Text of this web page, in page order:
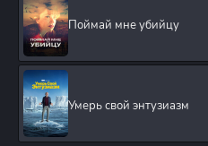
Поймай мне убийцу
Умерь свой энтузиазм